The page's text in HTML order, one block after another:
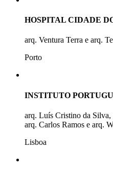
HOSPITAL CIDADE
arq. Ventura Terra e arq.
Porto
INSTITUTO
arq. Luís Cristino da
arq. Carlos Ramos e arq.
Lisboa